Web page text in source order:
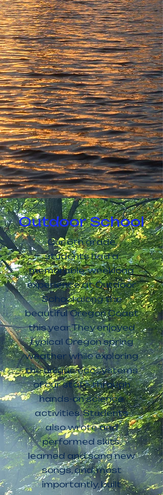
Outdoor School
Our 6th grade
students had a
memorable, weeklong
experience at Outdoor
School along the
beautiful Oregon Coast
this year. They enjoyed
typical Oregon spring
weather while exploring
the unique ecosystems
of our state through
hands-on science
activities. Students
also wrote and
performed skits,
learned and sang new
songs, and, most
importantly, built